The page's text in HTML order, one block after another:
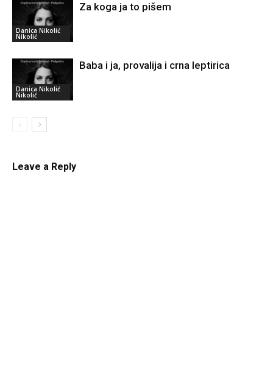
Danica Nikolić
Nikolić
Za koga ja to pišem
Danica Nikolić
Nikolić
Baba i ja, provalija i crna leptirica
Leave a Reply